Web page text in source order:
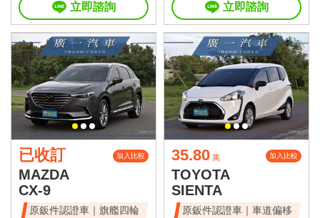
立即諮詢 立即諮詢
已收訂 加入比較
MAZDA
CX-9
原鈑件認證車｜旗艦四輪
35.80 萬 加入比較
TOYOTA
SIENTA
原鈑件認證車｜車道偏移